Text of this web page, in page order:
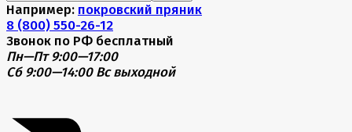
Например: покровский пряник
8 (800) 550-26-12
Звонок по РФ бесплатный
Пн—Пт 9:00—17:00
Сб 9:00—14:00 Вс выходной